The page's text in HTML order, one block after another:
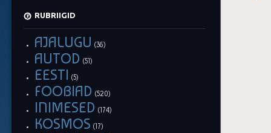
RUBRIIGID
AJALUGU (36)
AUTOD (51)
EESTI (5)
FOOBIAD (520)
INIMESED (174)
KOSMOS (17)